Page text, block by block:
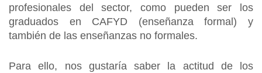
profesionales del sector, como pueden ser los
graduados en CAFYD (enseñanza formal) y
también de las enseñanzas no formales.
Para ello, nos gustaría saber la actitud de los